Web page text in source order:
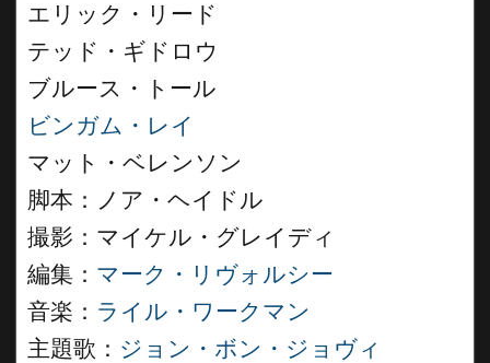
エリック・リード
テッド・ギドロウ
ブルース・トール
ビンガム・レイ
マット・ベレンソン
脚本：ノア・ヘイドル
撮影：マイケル・グレイディ
編集： マーク・リヴォルシー
音楽： ライル・ワークマン
主題歌： ジョン・ボン・ジョヴィ